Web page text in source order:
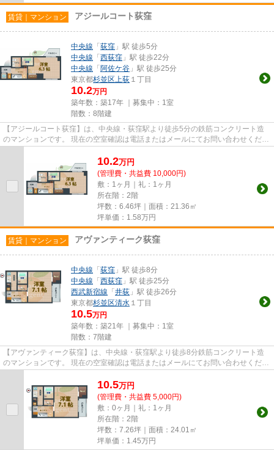
賃貸｜マンション アジールコート荻窪
中央線 「 荻窪 」駅 徒歩5分
中央線 「 西荻窪 」駅 徒歩22分
中央線 「 阿佐ケ谷 」駅 徒歩25分
東京都杉並区上荻 １丁目
10.2万円
築年数：築17年 ｜募集中： 1室
階数：8階建
【アジールコート荻窪】は、中央線・荻窪駅より徒歩5分の鉄筋コンクリート造
のマンションです。 現在の空室確認は電話またはメールにてお問い合わせくださ
10.2万円
(管理費・共益費 10,000円)
敷：1ヶ月｜礼：1ヶ月
所在階：2階
坪数：6.46坪｜面積：21.36㎡
坪単価： 1.58万円
賃貸｜マンション アヴァンティーク荻窪
中央線 「 荻窪 」駅 徒歩8分
中央線 「 西荻窪 」駅 徒歩25分
西武新宿線 「 井荻 」駅 徒歩26分
東京都杉並区清水 １丁目
10.5万円
築年数：築21年 ｜募集中： 1室
階数：7階建
【アヴァンティーク荻窪】は、中央線・荻窪駅より徒歩8分鉄筋コンクリート造
のマンションです。 現在の空室確認は電話またはメールにてお問い合わせくださ
10.5万円
(管理費・共益費 5,000円)
敷：0ヶ月｜礼：1ヶ月
所在階：2階
坪数：7.26坪｜面積：24.01㎡
坪単価： 1.45万円